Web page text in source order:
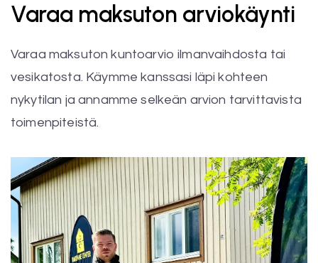
Varaa maksuton arviokäynti
Varaa maksuton kuntoarvio ilmanvaihdosta tai
vesikatosta. Käymme kanssasi läpi kohteen
nykytilan ja annamme selkeän arvion tarvittavista
toimenpiteistä.